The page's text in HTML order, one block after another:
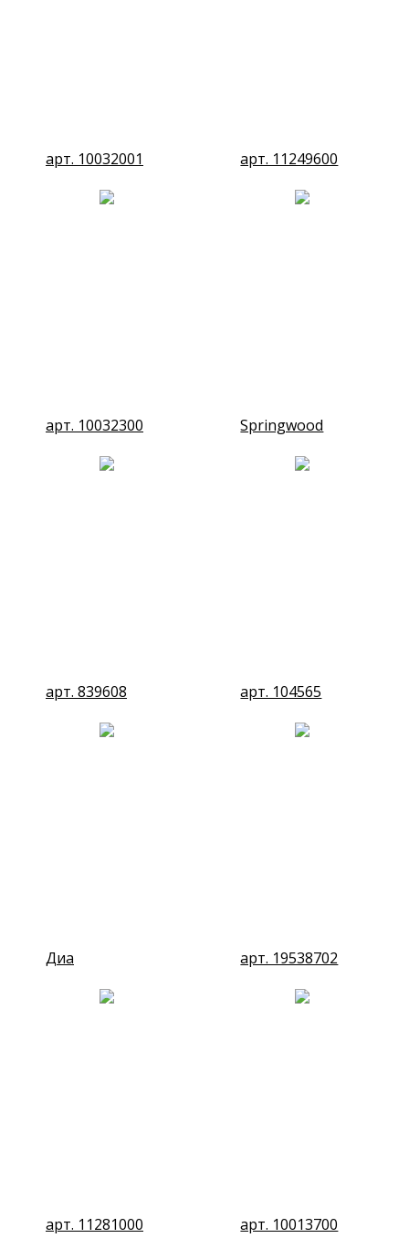
арт. 10032001 арт. 11249600
арт. 10032300 Springwood
арт. 839608 арт. 104565
Диа арт. 19538702
арт. 11281000 арт. 10013700